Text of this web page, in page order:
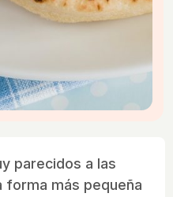
parecidos a las
forma más pequeña